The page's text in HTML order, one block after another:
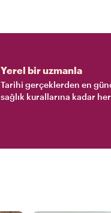
Yerel bir uzmanla
Tarihi gerçeklerden en
sağlık kurallarına kadar